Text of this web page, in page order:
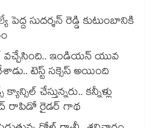
సుదర్శన్ రెడ్డి కుటుంబానికి
వచ్చేసింది.. ఇండియన్ యువ
టెస్ట్ సక్సెస్ అయింది
చేస్తున్నరు.. కన్నీళ్లు
రాపిడో రైడర్ గాథ